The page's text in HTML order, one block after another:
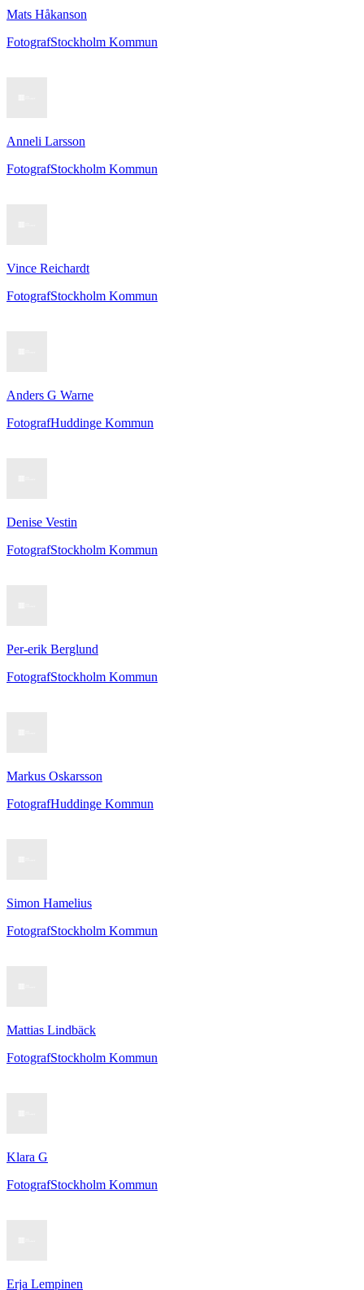
Mats Håkanson
FotografStockholm Kommun
Anneli Larsson
FotografStockholm Kommun
Vince Reichardt
FotografStockholm Kommun
Anders G Warne
FotografHuddinge Kommun
Denise Vestin
FotografStockholm Kommun
Per-erik Berglund
FotografStockholm Kommun
Markus Oskarsson
FotografHuddinge Kommun
Simon Hamelius
FotografStockholm Kommun
Mattias Lindbäck
FotografStockholm Kommun
Klara G
FotografStockholm Kommun
Erja Lempinen